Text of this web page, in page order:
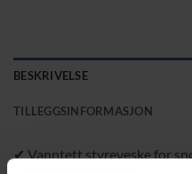
BESKRIVELSE
TILLEGGSINFORMASJON
✔ Vanntett styreveske for